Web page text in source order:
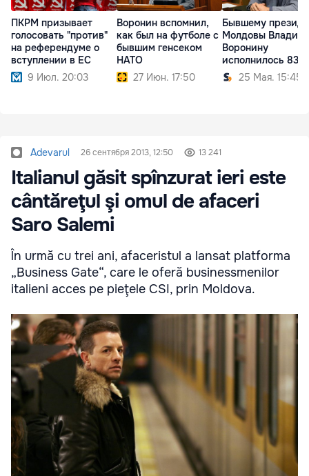
ПКРМ призывает
голосовать "против"
на референдуме о
вступлении в ЕС
9 Июл. 20:03
Воронин вспомнил,
как был на футболе с
бывшим генсеком
НАТО
27 Июн. 17:50
Бывшему
Молдовы
Воронину
исполнилось 83
25 Мая. 15:45
Adevarul 26 сентября 2013, 12:50 13 241
Italianul găsit spînzurat ieri este
cântăreţul şi omul de afaceri
Saro Salemi
În urmă cu trei ani, afaceristul a lansat platforma
„Business Gate“, care le oferă businessmenilor
italieni acces pe pieţele CSI, prin Moldova.